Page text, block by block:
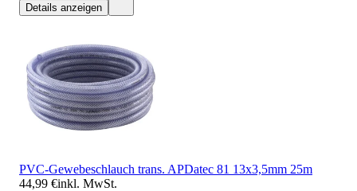
Details anzeigen
PVC-Gewebeschlauch trans. APDatec 81 13x3,5mm 25m
44,99 €inkl. MwSt.